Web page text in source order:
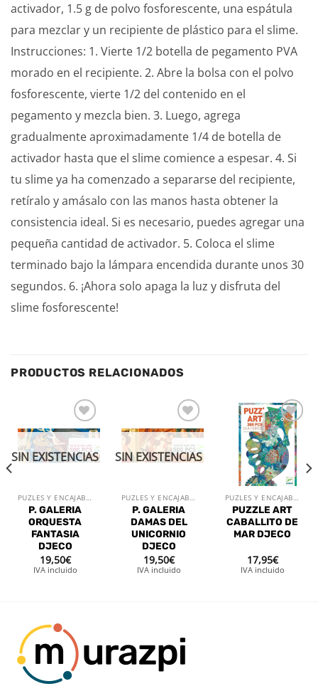
activador, 1.5 g de polvo fosforescente, una espátula
para mezclar y un recipiente de plástico para el slime.
Instrucciones: 1. Vierte 1/2 botella de pegamento PVA
morado en el recipiente. 2. Abre la bolsa con el polvo
fosforescente, vierte 1/2 del contenido en el
pegamento y mezcla bien. 3. Luego, agrega
gradualmente aproximadamente 1/4 de botella de
activador hasta que el slime comience a espesar. 4. Si
tu slime ya ha comenzado a separarse del recipiente,
retíralo y amásalo con las manos hasta obtener la
consistencia ideal. Si es necesario, puedes agregar una
pequeña cantidad de activador. 5. Coloca el slime
terminado bajo la lámpara encendida durante unos 30
segundos. 6. ¡Ahora solo apaga la luz y disfruta del
slime fosforescente!
PRODUCTOS RELACIONADOS
Añadir
a la
lista de
deseos
SIN EXISTENCIAS
PUZLES Y ENCAJABLES
P. GALERIA
ORQUESTA
FANTASIA
DJECO
19,50€
IVA incluido
Añadir
a la
lista de
deseos
SIN EXISTENCIAS
PUZLES Y ENCAJABLES
P. GALERIA
DAMAS DEL
UNICORNIO
DJECO
19,50€
IVA incluido
Añadir
a la
lista de
deseos
PUZLES Y ENCAJABLES
PUZZLE ART
CABALLITO DE
MAR DJECO
17,95€
IVA incluido